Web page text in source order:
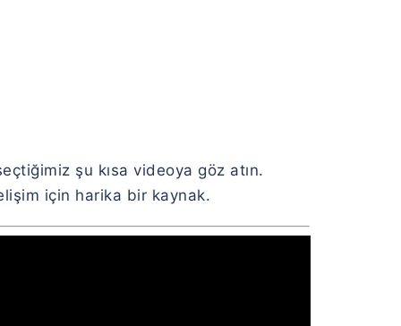
şu kısa videoya göz atın.
için harika bir kaynak.